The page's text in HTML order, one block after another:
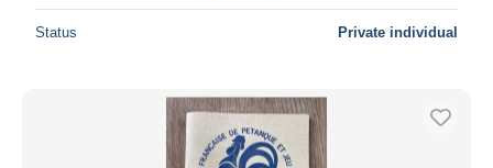
Status Private individual